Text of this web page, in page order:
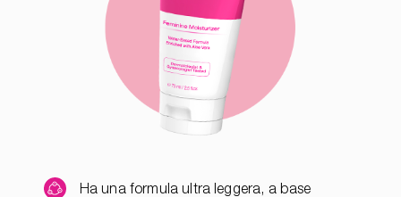
Ha una formula ultra leggera, a base